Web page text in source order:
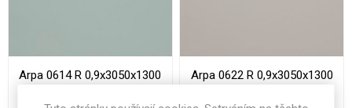
Arpa 0614 R 0,9x3050x1300
Arpa 0622 R 0,9x3050x1300